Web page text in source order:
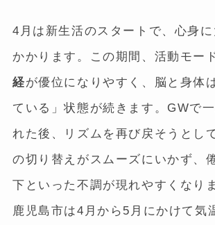
4月は新生活のスタートで、心身
かかります。この期間、活動モー
経が優位になりやすく、脳と身体
ている」状態が続きます。GWで
れた後、リズムを再び戻そうとし
の切り替えがスムーズにいかず、
下といった不調が現れやすくなり
鹿児島市は4月から5月にかけて気